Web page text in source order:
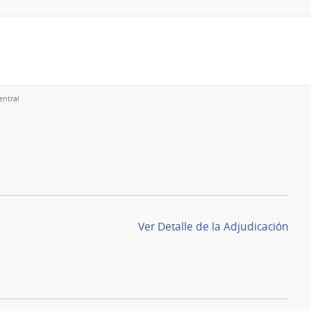
Ver Detalle de la Adjudicación